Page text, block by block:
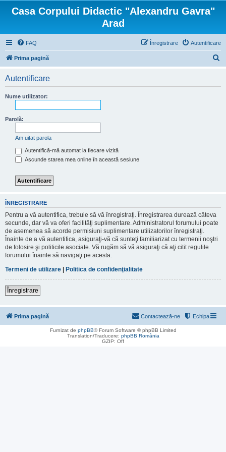
Casa Corpului Didactic "Alexandru Gavra"
Arad
FAQ Autentificare
Înregistrare
Prima pagină
Autentificare
Nume utilizator:
Parolă:
Am uitat parola
Autentifică-mă automat la fiecare vizită
Ascunde starea mea online în această sesiune
ÎNREGISTRARE
Pentru a vă autentifica, trebuie să vă înregistraţi. Înregistrarea durează câteva
secunde, dar vă va oferi facilităţi suplimentare. Administratorul forumului poate
de asemenea să acorde permisiuni suplimentare utilizatorilor înregistraţi.
Înainte de a vă autentifica, asiguraţi-vă că sunteţi familiarizat cu termenii noştri
de folosire şi politicile asociate. Vă rugăm să vă asiguraţi că aţi citit regulile
forumului înainte să navigaţi pe acesta.
Termeni de utilizare | Politica de confidenţialitate
Înregistrare
Prima pagină Echipa
Contactează-ne
Furnizat de phpBB® Forum Software © phpBB Limited
Translation/Traducere: phpBB România
GZIP: Off